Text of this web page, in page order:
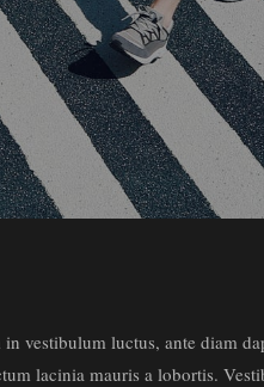
vestibulum luctus, ante diam
lacinia mauris a lobortis.